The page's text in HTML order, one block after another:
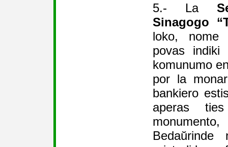
5.- La
Sinagogo
loko, nome
povas
komunumo
por la
bankiero
aperas